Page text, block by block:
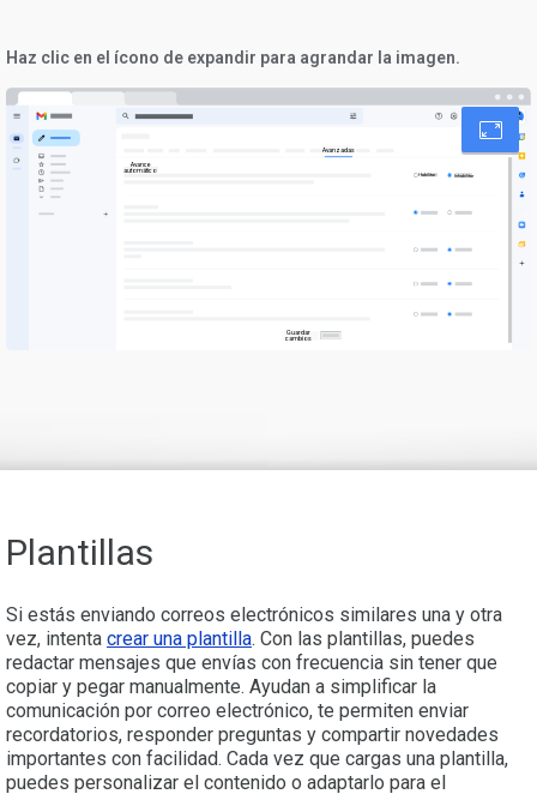
Haz clic en el ícono de expandir para agrandar la imagen.
Avanzadas
Avance
automático
Guardar
cambios
Inhabilitar
Habilitar
Plantillas
Si estás enviando correos electrónicos similares una y otra
vez, intenta crear una plantilla. Con las plantillas, puedes
redactar mensajes que envías con frecuencia sin tener que
copiar y pegar manualmente. Ayudan a simplificar la
comunicación por correo electrónico, te permiten enviar
recordatorios, responder preguntas y compartir novedades
importantes con facilidad. Cada vez que cargas una plantilla,
puedes personalizar el contenido o adaptarlo para el